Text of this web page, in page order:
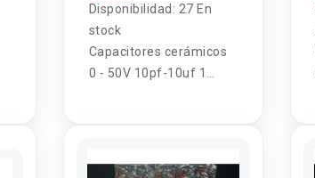
Disponibilidad: 27 En
stock
Capacitores cerámicos
0 - 50V 10pf-10uf 1